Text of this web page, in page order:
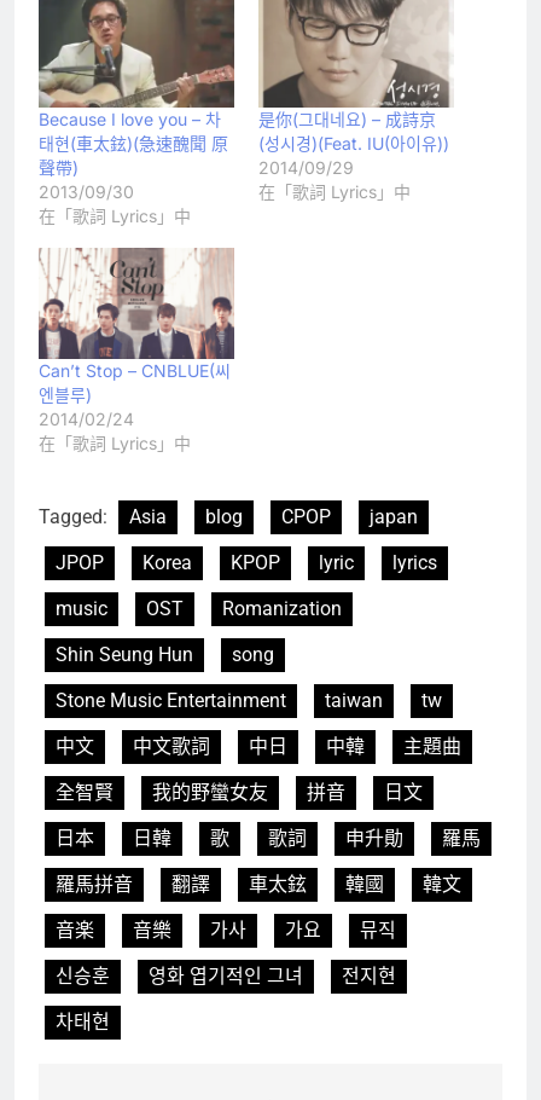
Because I love you – 차
태현(車太鉉)(急速醜聞 原
聲帶)
2013/09/30
在「歌詞 Lyrics」中
是你(그대네요) – 成詩京
(성시경)(Feat. IU(아이유))
2014/09/29
在「歌詞 Lyrics」中
Can’t Stop – CNBLUE(씨
엔블루)
2014/02/24
在「歌詞 Lyrics」中
Tagged: Asia blog CPOP
japan
JPOP
Korea KPOP lyric
lyrics
music
OST
Romanization
Shin Seung Hun
song
Stone Music Entertainment
taiwan
tw
中文
中文歌詞 中日 中韓
主題曲
全智賢
我的野蠻女友 拼音
日文
日本
日韓 歌 歌詞 申升勛
羅馬
羅馬拼音
翻譯 車太鉉 韓國
韓文
音楽
音樂 가사 가요
뮤직
신승훈
영화 엽기적인 그녀
전지현
차태현